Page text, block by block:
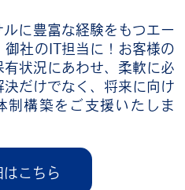
に豊富な経験をもつエー
社のIT担当に！お客様の
状況にあわせ、柔軟に必
だけでなく、将来に向け
制構築をご支援いたしま
はこちら